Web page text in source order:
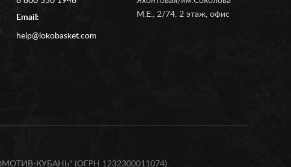
Email:
help@lokobasket.com
М.Е., 2/74, 2 этаж, офис
КУБАНЬ" (ОГРН 1232300011074)